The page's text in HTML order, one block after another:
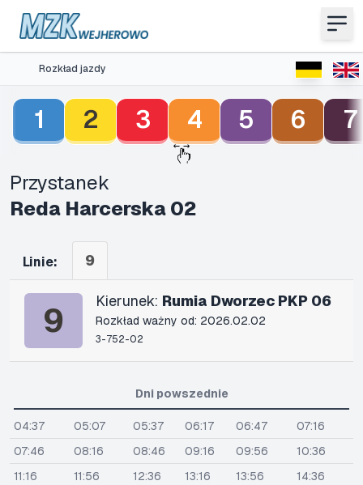
Rozkład jazdy
1 2 3 4 5 6 7
Przystanek
Reda Harcerska 02
Linie: 9
9 Kierunek: Rumia Dworzec PKP 06
Rozkład ważny od: 2026.02.02
3-752-02
Dni powszednie
04:37 05:07 05:37 06:17 06:47
07:16
07:46
08:16 08:46 09:16 09:56
10:36
11:16
11:56 12:36 13:16 13:56
14:36